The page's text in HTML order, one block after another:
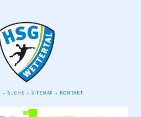
SUCHE SITEMAP KONTAKT